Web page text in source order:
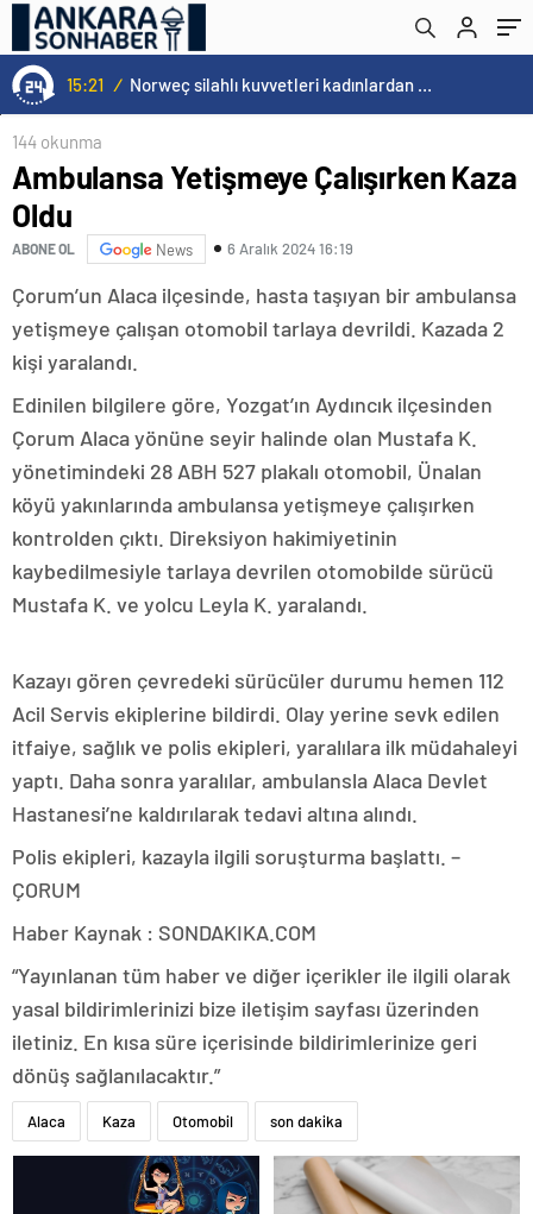
15:21 / Norweç silahlı kuvvetleri kadınlardan oluşan özel kuvvetler eğitimlerini başlattı.
144 okunma
Ambulansa Yetişmeye Çalışırken Kaza
Oldu
ABONE OL News 6 Aralık 2024 16:19
Çorum’un Alaca ilçesinde, hasta taşıyan bir ambulansa
yetişmeye çalışan otomobil tarlaya devrildi. Kazada 2
kişi yaralandı.
Edinilen bilgilere göre, Yozgat’ın Aydıncık ilçesinden
Çorum Alaca yönüne seyir halinde olan Mustafa K.
yönetimindeki 28 ABH 527 plakalı otomobil, Ünalan
köyü yakınlarında ambulansa yetişmeye çalışırken
kontrolden çıktı. Direksiyon hakimiyetinin
kaybedilmesiyle tarlaya devrilen otomobilde sürücü
Mustafa K. ve yolcu Leyla K. yaralandı.
Kazayı gören çevredeki sürücüler durumu hemen 112
Acil Servis ekiplerine bildirdi. Olay yerine sevk edilen
itfaiye, sağlık ve polis ekipleri, yaralılara ilk müdahaleyi
yaptı. Daha sonra yaralılar, ambulansla Alaca Devlet
Hastanesi’ne kaldırılarak tedavi altına alındı.
Polis ekipleri, kazayla ilgili soruşturma başlattı. –
ÇORUM
Haber Kaynak : SONDAKIKA.COM
“Yayınlanan tüm haber ve diğer içerikler ile ilgili olarak
yasal bildirimlerinizi bize iletişim sayfası üzerinden
iletiniz. En kısa süre içerisinde bildirimlerinize geri
dönüş sağlanılacaktır.”
Alaca Kaza Otomobil son dakika